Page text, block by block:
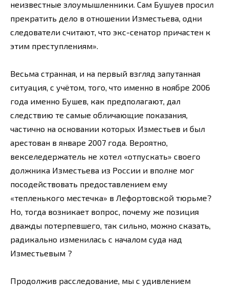
неизвестные злоумышленники. Сам Бушуев просил
прекратить дело в отношении Изместьева, одни
следователи считают, что экс-сенатор причастен к
этим преступлениям».
Весьма странная, и на первый взгляд запутанная
ситуация, с учётом, того, что именно в ноябре 2006
года именно Бушев, как предполагают, дал
следствию те самые обличающие показания,
частично на основании которых Изместьев и был
арестован в январе 2007 года. Вероятно,
векселедержатель не хотел «отпускать» своего
должника Изместьева из России и вполне мог
посодействовать предоставлением ему
«тепленького местечка» в Лефортовской тюрьме?
Но, тогда возникает вопрос, почему же позиция
дважды потерпевшего, так сильно, можно сказать,
радикально изменилась с началом суда над
Изместьевым ?
Продолжив расследование, мы с удивлением